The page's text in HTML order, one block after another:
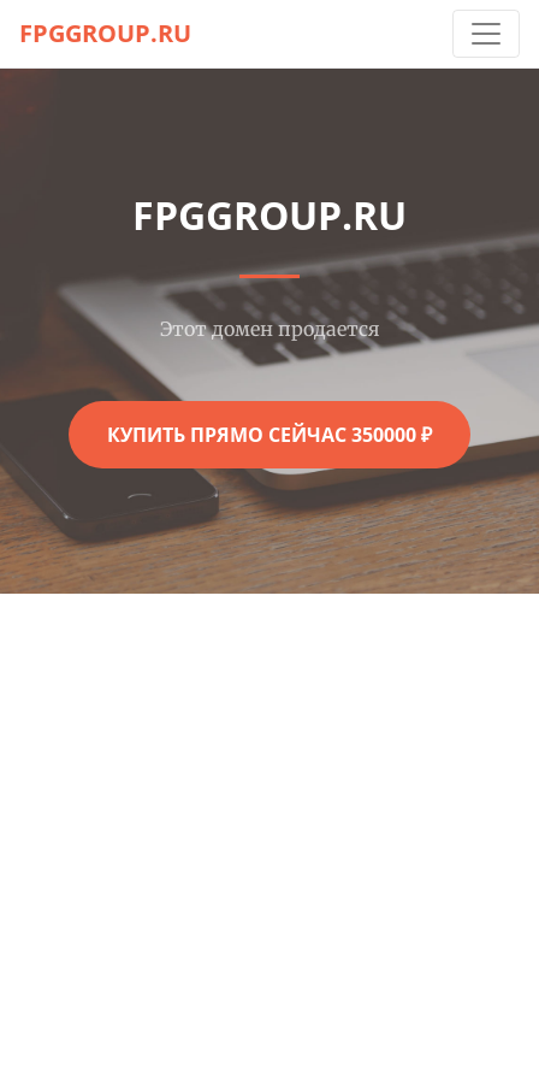
FPGGROUP.RU
FPGGROUP.RU
Этот домен продается
КУПИТЬ ПРЯМО СЕЙЧАС 350000 ₽